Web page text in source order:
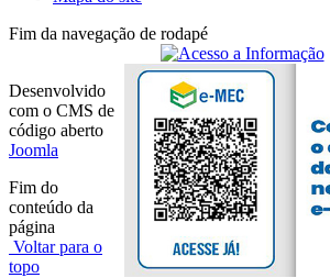
Fim da navegação de rodapé
Desenvolvido
com o CMS de
código aberto
Joomla
Fim do
conteúdo da
página
Voltar para o
topo